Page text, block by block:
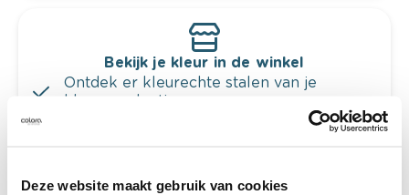
Deze website maakt gebruik van cookies
Bekijk je kleur in de winkel
Ontdek er kleurechte stalen van je
kleurenselectie.
Bekijk er de bijhorende tinten om je kleur
Krijg persoonlijk advies om kleuren te